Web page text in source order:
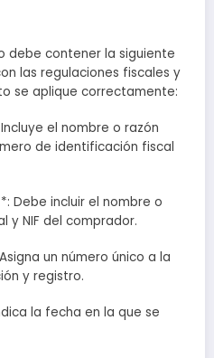
debe contener la siguiente
las regulaciones fiscales y
se aplique correctamente:
el nombre o razón
de identificación fiscal
Debe incluir el nombre o
y NIF del comprador.
un número único a la
y registro.
la fecha en la que se